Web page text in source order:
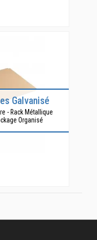
Galvanisé
- Rack Métallique
Organisé